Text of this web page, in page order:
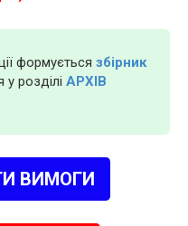
формується збірник
розділі АРХІВ
ВИМОГИ